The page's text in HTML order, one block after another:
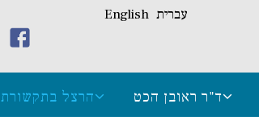
עברית English
ד"ר ראובן הכט הרצל בתקשורת